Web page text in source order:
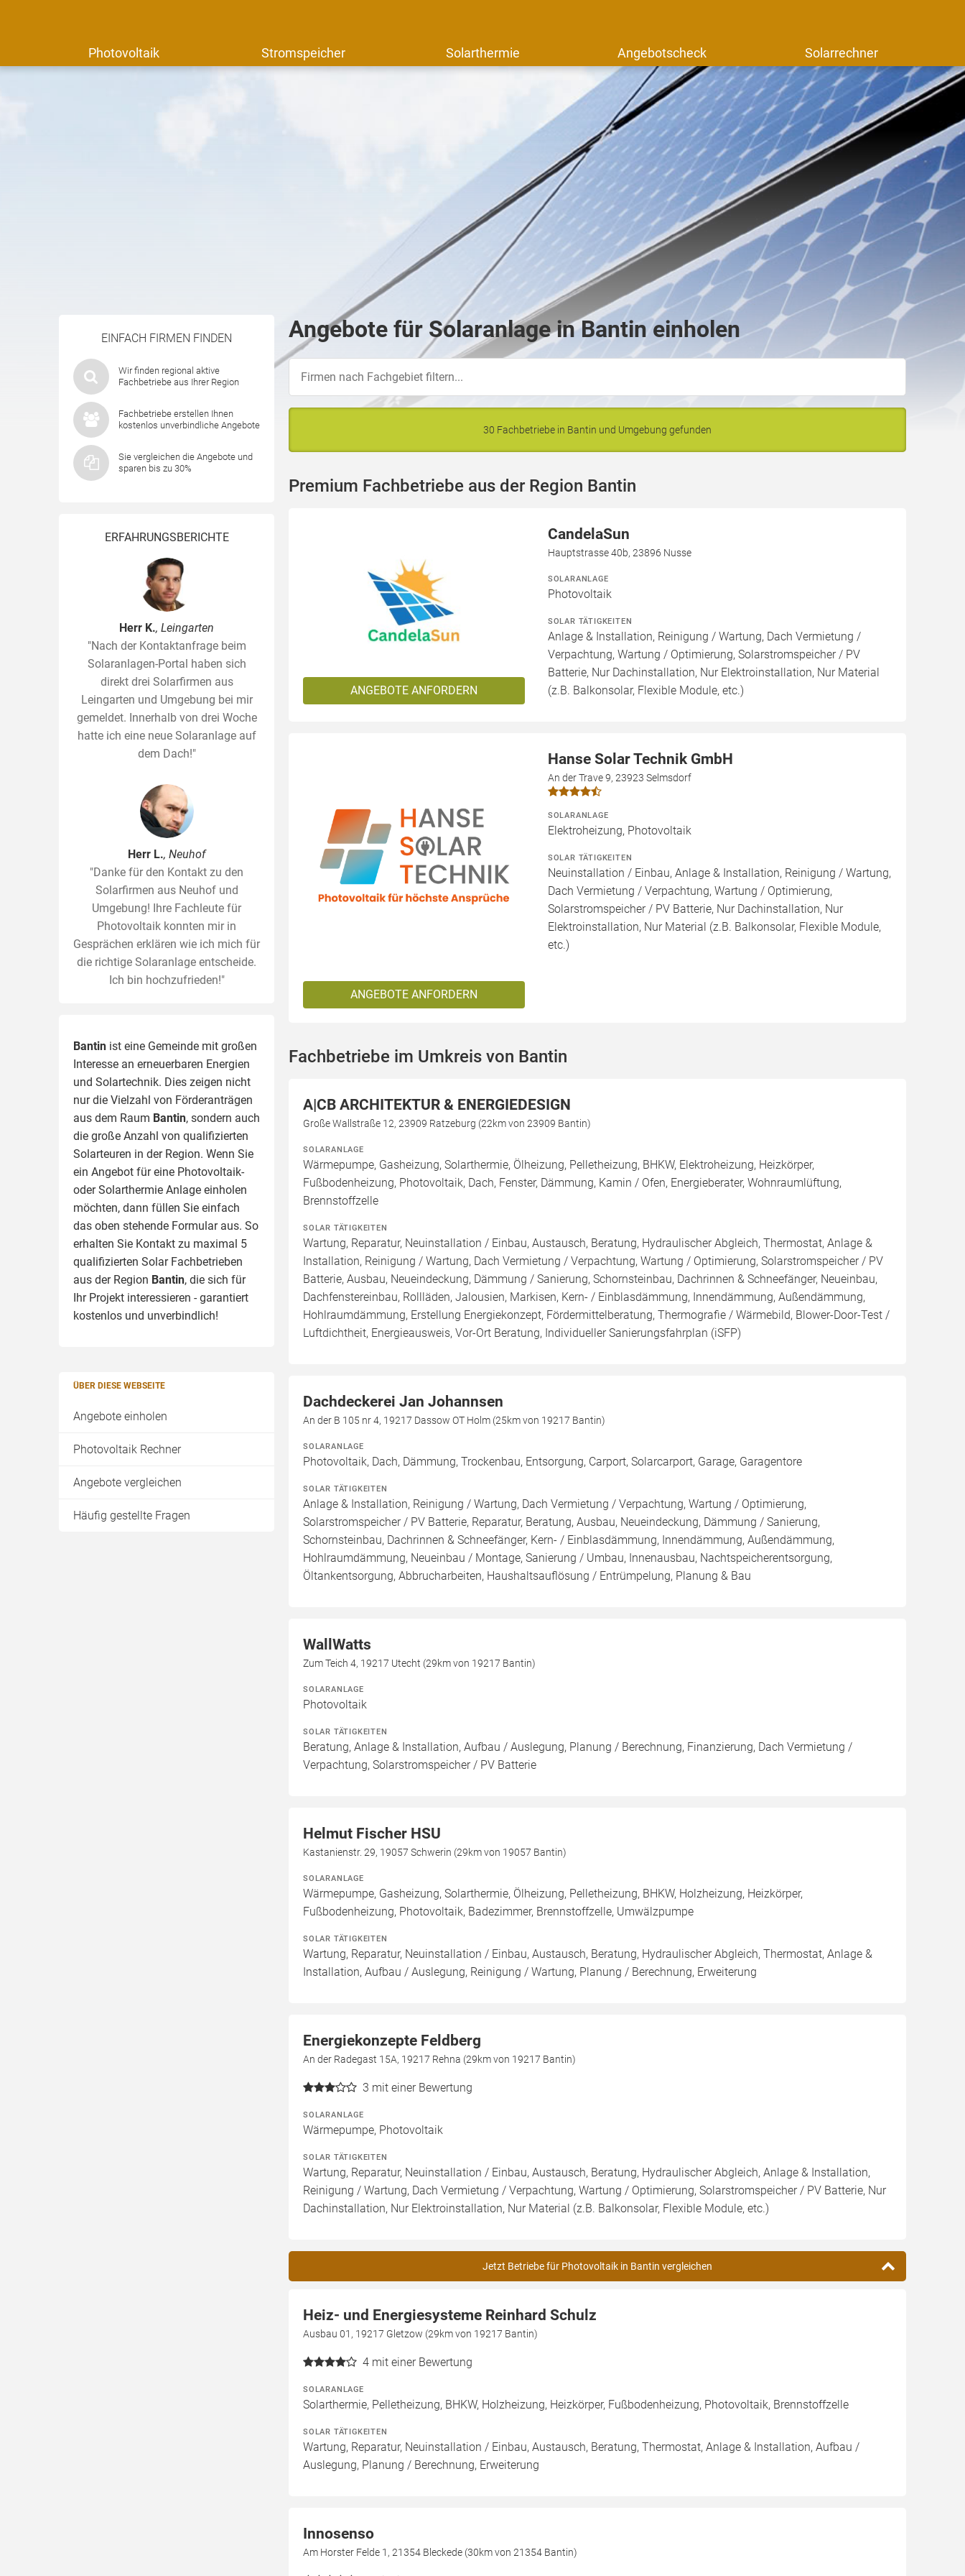
Photovoltaik Stromspeicher Solarthermie Angebotscheck Solarrechner
EINFACH FIRMEN FINDEN
Wir finden regional aktive
Fachbetriebe aus Ihrer Region
Fachbetriebe erstellen Ihnen
kostenlos unverbindliche Angebote
Sie vergleichen die Angebote und
sparen bis zu 30%
ERFAHRUNGSBERICHTE
Herr K., Leingarten
"Nach der Kontaktanfrage beim
Solaranlagen-Portal haben sich
direkt drei Solarfirmen aus
Leingarten und Umgebung bei mir
gemeldet. Innerhalb von drei Woche
hatte ich eine neue Solaranlage auf
dem Dach!"
Herr L., Neuhof
"Danke für den Kontakt zu den
Solarfirmen aus Neuhof und
Umgebung! Ihre Fachleute für
Photovoltaik konnten mir in
Gesprächen erklären wie ich mich für
die richtige Solaranlage entscheide.
Ich bin hochzufrieden!"
Bantin ist eine Gemeinde mit großen
Interesse an erneuerbaren Energien
und Solartechnik. Dies zeigen nicht
nur die Vielzahl von Förderanträgen
aus dem Raum Bantin, sondern auch
die große Anzahl von qualifizierten
Solarteuren in der Region. Wenn Sie
ein Angebot für eine Photovoltaik-
oder Solarthermie Anlage einholen
möchten, dann füllen Sie einfach
das oben stehende Formular aus. So
erhalten Sie Kontakt zu maximal 5
qualifizierten Solar Fachbetrieben
aus der Region Bantin, die sich für
Ihr Projekt interessieren - garantiert
kostenlos und unverbindlich!
ÜBER DIESE WEBSEITE
Angebote einholen
Photovoltaik Rechner
Angebote vergleichen
Häufig gestellte Fragen
Angebote für Solaranlage in Bantin einholen
30 Fachbetriebe in Bantin und Umgebung gefunden
Premium Fachbetriebe aus der Region Bantin
ANGEBOTE ANFORDERN
CandelaSun
Hauptstrasse 40b, 23896 Nusse
SOLARANLAGE
Photovoltaik
SOLAR TÄTIGKEITEN
Anlage & Installation, Reinigung / Wartung, Dach Vermietung /
Verpachtung, Wartung / Optimierung, Solarstromspeicher / PV
Batterie, Nur Dachinstallation, Nur Elektroinstallation, Nur Material
(z.B. Balkonsolar, Flexible Module, etc.)
ANGEBOTE ANFORDERN
Hanse Solar Technik GmbH
An der Trave 9, 23923 Selmsdorf
SOLARANLAGE
Elektroheizung, Photovoltaik
SOLAR TÄTIGKEITEN
Neuinstallation / Einbau, Anlage & Installation, Reinigung / Wartung,
Dach Vermietung / Verpachtung, Wartung / Optimierung,
Solarstromspeicher / PV Batterie, Nur Dachinstallation, Nur
Elektroinstallation, Nur Material (z.B. Balkonsolar, Flexible Module,
etc.)
Fachbetriebe im Umkreis von Bantin
A|CB ARCHITEKTUR & ENERGIEDESIGN
Große Wallstraße 12, 23909 Ratzeburg (22km von 23909 Bantin)
SOLARANLAGE
Wärmepumpe, Gasheizung, Solarthermie, Ölheizung, Pelletheizung, BHKW, Elektroheizung, Heizkörper,
Fußbodenheizung, Photovoltaik, Dach, Fenster, Dämmung, Kamin / Ofen, Energieberater, Wohnraumlüftung,
Brennstoffzelle
SOLAR TÄTIGKEITEN
Wartung, Reparatur, Neuinstallation / Einbau, Austausch, Beratung, Hydraulischer Abgleich, Thermostat, Anlage &
Installation, Reinigung / Wartung, Dach Vermietung / Verpachtung, Wartung / Optimierung, Solarstromspeicher / PV
Batterie, Ausbau, Neueindeckung, Dämmung / Sanierung, Schornsteinbau, Dachrinnen & Schneefänger, Neueinbau,
Dachfenstereinbau, Rollläden, Jalousien, Markisen, Kern- / Einblasdämmung, Innendämmung, Außendämmung,
Hohlraumdämmung, Erstellung Energiekonzept, Fördermittelberatung, Thermografie / Wärmebild, Blower-Door-Test /
Luftdichtheit, Energieausweis, Vor-Ort Beratung, Individueller Sanierungsfahrplan (iSFP)
Dachdeckerei Jan Johannsen
An der B 105 nr 4, 19217 Dassow OT Holm (25km von 19217 Bantin)
SOLARANLAGE
Photovoltaik, Dach, Dämmung, Trockenbau, Entsorgung, Carport, Solarcarport, Garage, Garagentore
SOLAR TÄTIGKEITEN
Anlage & Installation, Reinigung / Wartung, Dach Vermietung / Verpachtung, Wartung / Optimierung,
Solarstromspeicher / PV Batterie, Reparatur, Beratung, Ausbau, Neueindeckung, Dämmung / Sanierung,
Schornsteinbau, Dachrinnen & Schneefänger, Kern- / Einblasdämmung, Innendämmung, Außendämmung,
Hohlraumdämmung, Neueinbau / Montage, Sanierung / Umbau, Innenausbau, Nachtspeicherentsorgung,
Öltankentsorgung, Abbrucharbeiten, Haushaltsauflösung / Entrümpelung, Planung & Bau
WallWatts
Zum Teich 4, 19217 Utecht (29km von 19217 Bantin)
SOLARANLAGE
Photovoltaik
SOLAR TÄTIGKEITEN
Beratung, Anlage & Installation, Aufbau / Auslegung, Planung / Berechnung, Finanzierung, Dach Vermietung /
Verpachtung, Solarstromspeicher / PV Batterie
Helmut Fischer HSU
Kastanienstr. 29, 19057 Schwerin (29km von 19057 Bantin)
SOLARANLAGE
Wärmepumpe, Gasheizung, Solarthermie, Ölheizung, Pelletheizung, BHKW, Holzheizung, Heizkörper,
Fußbodenheizung, Photovoltaik, Badezimmer, Brennstoffzelle, Umwälzpumpe
SOLAR TÄTIGKEITEN
Wartung, Reparatur, Neuinstallation / Einbau, Austausch, Beratung, Hydraulischer Abgleich, Thermostat, Anlage &
Installation, Aufbau / Auslegung, Reinigung / Wartung, Planung / Berechnung, Erweiterung
Energiekonzepte Feldberg
An der Radegast 15A, 19217 Rehna (29km von 19217 Bantin)
3 mit einer Bewertung
SOLARANLAGE
Wärmepumpe, Photovoltaik
SOLAR TÄTIGKEITEN
Wartung, Reparatur, Neuinstallation / Einbau, Austausch, Beratung, Hydraulischer Abgleich, Anlage & Installation,
Reinigung / Wartung, Dach Vermietung / Verpachtung, Wartung / Optimierung, Solarstromspeicher / PV Batterie, Nur
Dachinstallation, Nur Elektroinstallation, Nur Material (z.B. Balkonsolar, Flexible Module, etc.)
Jetzt Betriebe für Photovoltaik in Bantin vergleichen
Heiz- und Energiesysteme Reinhard Schulz
Ausbau 01, 19217 Gletzow (29km von 19217 Bantin)
4 mit einer Bewertung
SOLARANLAGE
Solarthermie, Pelletheizung, BHKW, Holzheizung, Heizkörper, Fußbodenheizung, Photovoltaik, Brennstoffzelle
SOLAR TÄTIGKEITEN
Wartung, Reparatur, Neuinstallation / Einbau, Austausch, Beratung, Thermostat, Anlage & Installation, Aufbau /
Auslegung, Planung / Berechnung, Erweiterung
Innosenso
Am Horster Felde 1, 21354 Bleckede (30km von 21354 Bantin)